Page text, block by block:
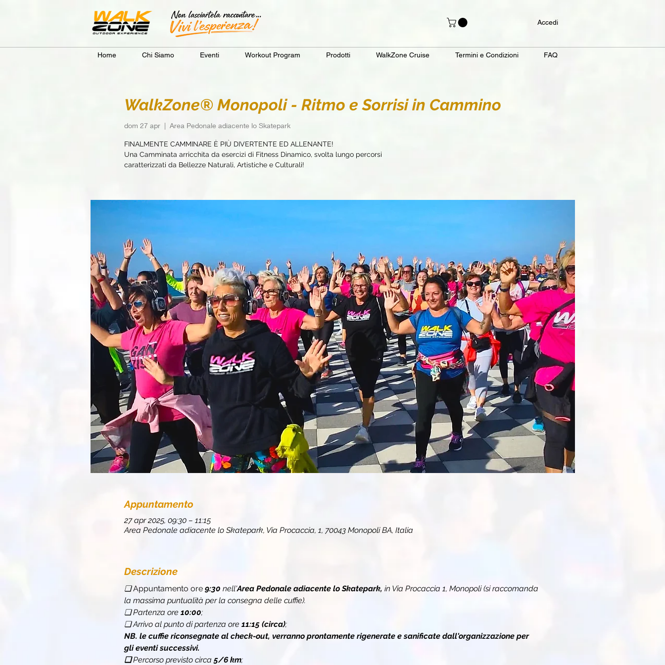
Accedi
Home Chi Siamo Eventi Workout Program Prodotti WalkZone Cruise Termini e Condizioni FAQ
WalkZone® Monopoli - Ritmo e Sorrisi in Cammino
dom 27 apr
  |
Area Pedonale adiacente lo Skatepark
FINALMENTE CAMMINARE È PIÙ DIVERTENTE ED ALLENANTE!
Una Camminata arricchita da esercizi di Fitness Dinamico, svolta lungo percorsi
caratterizzati da Bellezze Naturali, Artistiche e Culturali!
Appuntamento
27 apr 2025, 09:30 – 11:15
Area Pedonale adiacente lo Skatepark, Via Procaccia, 1, 70043 Monopoli BA, Italia
Descrizione
❏ Appuntamento ore 9:30 nell'Area Pedonale adiacente lo Skatepark, in Via Procaccia 1, Monopoli (si raccomanda
la massima puntualità per la consegna delle cuffie).
❏ Partenza ore 10:00;
❏ Arrivo al punto di partenza ore 11:15 (circa);
NB. le cuffie riconsegnate al check-out, verranno prontamente rigenerate e sanificate dall'organizzazione per
gli eventi successivi.
❏ Percorso previsto circa 5/6 km;